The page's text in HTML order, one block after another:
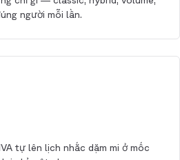
người mỗi lần.
tự lên lịch nhắc dặm mi ở mốc